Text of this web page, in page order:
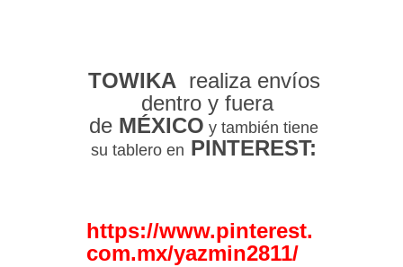
TOWIKA realiza envíos
dentro y fuera
de MÉXICO y también tiene
su tablero en PINTEREST:
https://www.pinterest.
com.mx/yazmin2811/